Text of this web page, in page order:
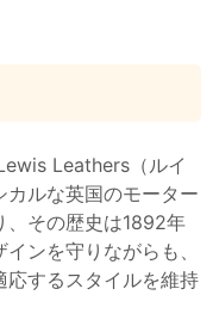
Leathers（ルイ
カルな英国のモーター
、その歴史は1892年
ンを守りながらも、
応するスタイルを維持